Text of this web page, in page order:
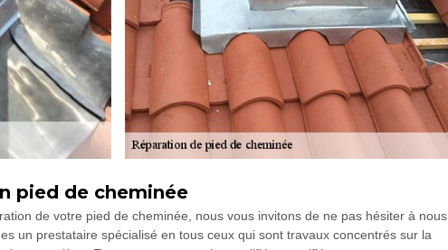
pied de cheminée
de votre pied de cheminée, nous vous invitons de ne pas hésiter à nous
un prestataire spécialisé en tous ceux qui sont travaux concentrés sur la